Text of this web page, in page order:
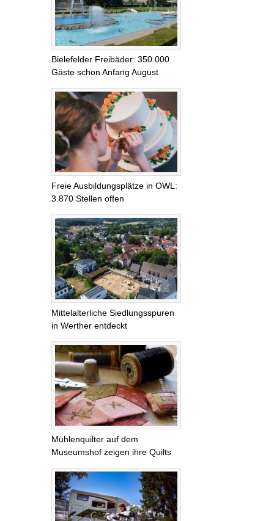
Bielefelder Freibäder: 350.000
Gäste schon Anfang August
Freie Ausbildungsplätze in OWL:
3.870 Stellen offen
Mittelalterliche Siedlungsspuren
in Werther entdeckt
Mühlenquilter auf dem
Museumshof zeigen ihre Quilts